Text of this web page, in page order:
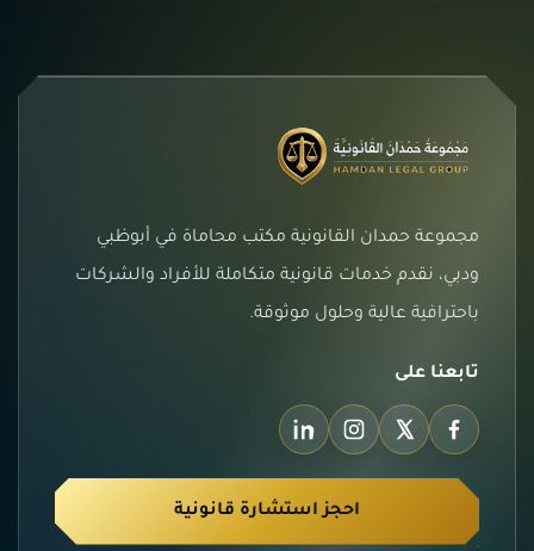
مجموعة حمدان القانونية مكتب محاماة في أبوظبي
ودبي، نقدم خدمات قانونية متكاملة للأفراد والشركات
باحترافية عالية وحلول موثوقة.
تابعنا على
احجز استشارة قانونية